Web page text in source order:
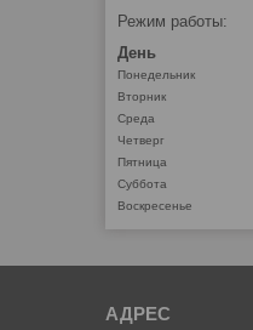
Режим работы:
День
Понедельник
Вторник
Среда
Четверг
Пятница
Суббота
Воскресенье